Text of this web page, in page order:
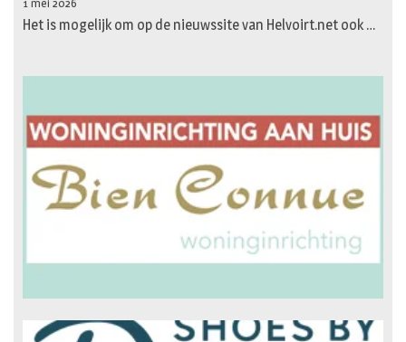
1 mei 2026
Het is mogelijk om op de nieuwssite van Helvoirt.net ook …